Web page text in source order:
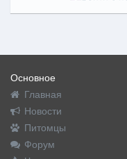
Основное
Главная
Новости
Питомцы
Форум